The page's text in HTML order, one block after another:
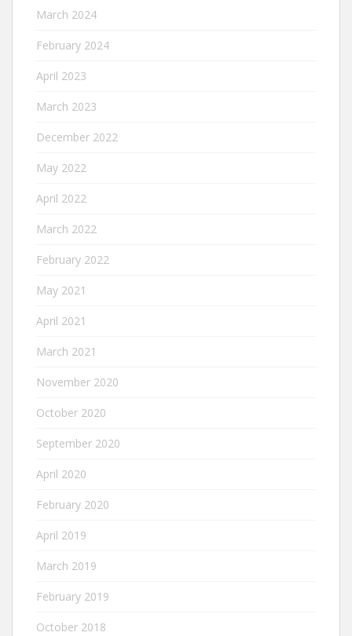
March 2024
February 2024
April 2023
March 2023
December 2022
May 2022
April 2022
March 2022
February 2022
May 2021
April 2021
March 2021
November 2020
October 2020
September 2020
April 2020
February 2020
April 2019
March 2019
February 2019
October 2018